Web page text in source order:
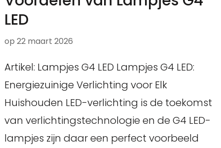
LED
op 22 maart 2026
Artikel: Lampjes G4 LED Lampjes G4 LED:
Energiezuinige Verlichting voor Elk
Huishouden LED-verlichting is de toekomst
van verlichtingstechnologie en de G4 LED-
lampjes zijn daar een perfect voorbeeld